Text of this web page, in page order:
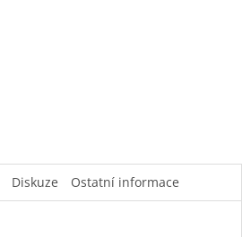
Diskuze Ostatní informace